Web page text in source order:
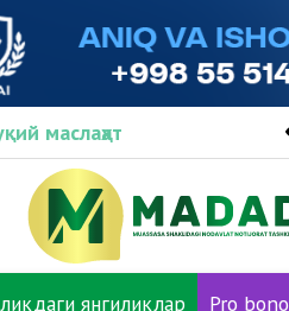
маслаҳат
янгиликлар Pro bono